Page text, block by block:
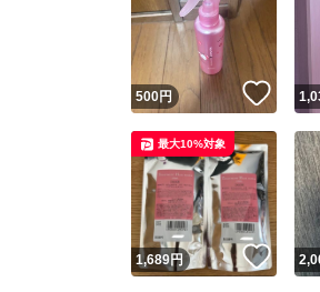
500円 いい
1,689円 いい
最大10%対象